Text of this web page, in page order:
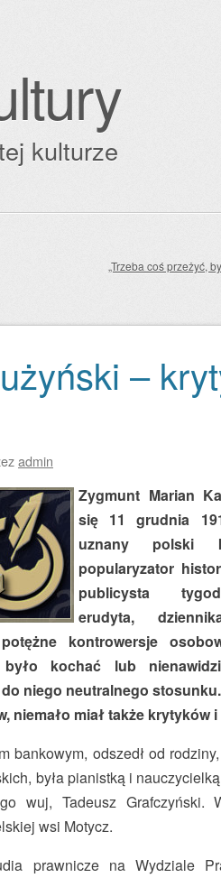
kulturze
„Trzeba coś przeżyć,
–
admin
Zygmunt Marian
się 11 grudnia
uznany polski
popularyzator
publicysta
erudyta,
kontrowersje
było kochać lub
niego neutralnego
niemało miał także krytyków
bankowym, odszedł od
była pianistką i
wuj, Tadeusz Grafczyński.
wsi Motycz.
prawnicze na Wydziale